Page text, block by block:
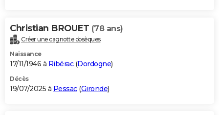
Christian BROUET (78 ans)
Créer une cagnotte obsèques
Naissance
17/11/1946 à Ribérac(Dordogne)
Décès
19/07/2025 à Pessac(Gironde)